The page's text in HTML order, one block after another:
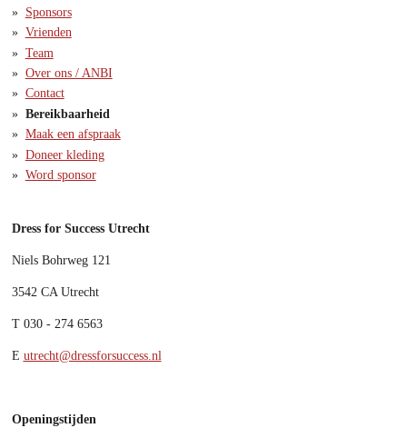
Sponsors
Vrienden
Team
Over ons / ANBI
Contact
Bereikbaarheid
Maak een afspraak
Doneer kleding
Word sponsor
Dress for Success Utrecht
Niels Bohrweg 121
3542 CA Utrecht
T 030 - 274 6563
E utrecht@dressforsuccess.nl
Openingstijden